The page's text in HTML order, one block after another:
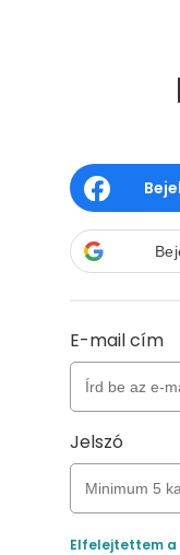
E-mail cím
Jelszó
Elfelejtettem a
Adatkezelés